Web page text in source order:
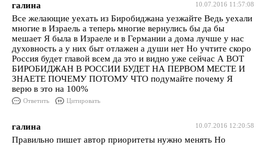
10.07.2016 11:57:08
галина
Все желающие уехать из Биробиджана уезжайте Ведь уехали
многие в Израель а теперь многие вернулись бы да бы
мешает Я была в Израеле и в Германии а дома лучше у нас
духовность а у них быт отлажен а души нет Но учтите скоро
Россия будет главой всем да это и видно уже сейчас А ВОТ
БИРОБИДЖАН В РОССИИ БУДЕТ НА ПЕРВОМ МЕСТЕ И
ЗНАЕТЕ ПОЧЕМУ ПОТОМУ ЧТО подумайте почему Я
верю в это на 100%
Ответить Цитировать
10.07.2016 12:20:58
галина
Правильно пишет автор приоритеты нужно менять Но